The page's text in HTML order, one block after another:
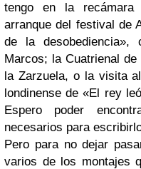
tengo en la recámara
arranque del festival de
de la
Marcos; la Cuatrienal
la Zarzuela, o la visita
londinense de «El rey
Espero poder
necesarios para
Pero para no dejar
varios de los montajes